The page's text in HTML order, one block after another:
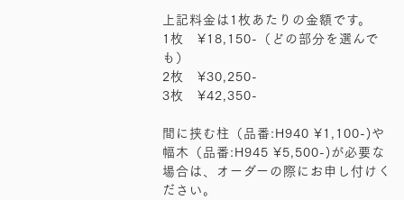
上記料金は1枚あたりの金額です。
1枚 ¥18,150-（どの部分を選んで
も）
2枚 ¥30,250-
3枚 ¥42,350-
間に挟む柱（品番:H940 ¥1,100-)や
幅木（品番:H945 ¥5,500-)が必要な
場合は、オーダーの際にお申し付けく
ださい。